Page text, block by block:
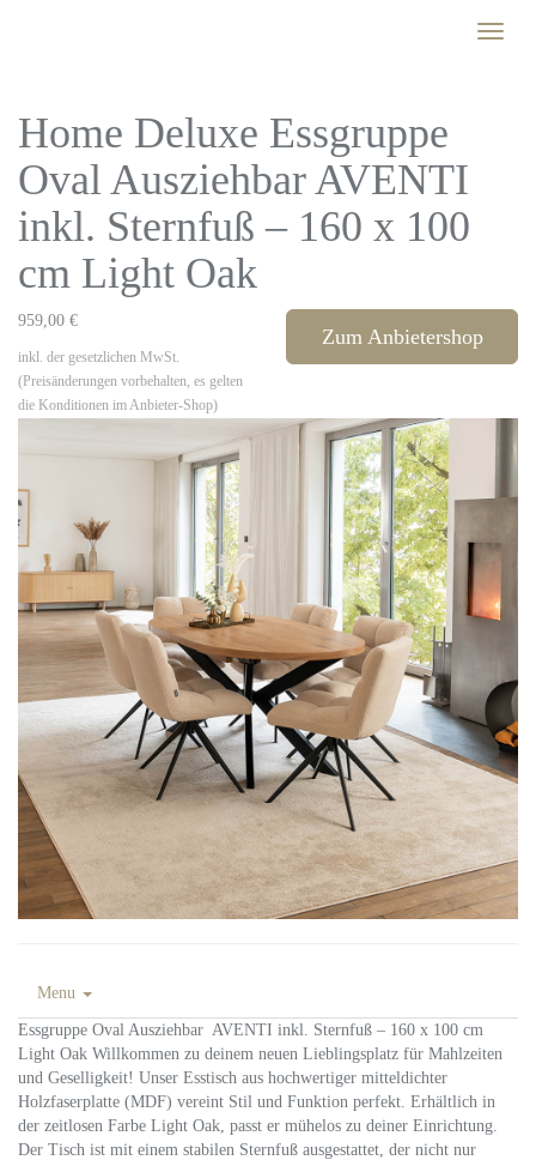
Toggle
Home Deluxe Essgruppe
Oval Ausziehbar AVENTI
inkl. Sternfuß – 160 x 100
cm Light Oak
959,00 €
inkl. der gesetzlichen MwSt.
(Preisänderungen vorbehalten, es gelten
die Konditionen im Anbieter-Shop)
Zum Anbietershop
Menu
Essgruppe Oval Ausziehbar AVENTI inkl. Sternfuß – 160 x 100 cm
Light Oak Willkommen zu deinem neuen Lieblingsplatz für Mahlzeiten
und Geselligkeit! Unser Esstisch aus hochwertiger mitteldichter
Holzfaserplatte (MDF) vereint Stil und Funktion perfekt. Erhältlich in
der zeitlosen Farbe Light Oak, passt er mühelos zu deiner Einrichtung.
Der Tisch ist mit einem stabilen Sternfuß ausgestattet, der nicht nur